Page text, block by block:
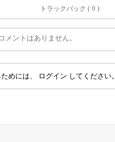
トラックバック ( 0 )
メントはありません。
めには、 ログイン してください。